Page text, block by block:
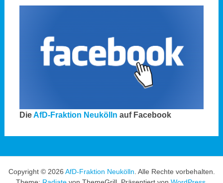
DieAfD-Fraktion Neukölln auf Facebook
Copyright © 2026 AfD-Fraktion Neukölln . Alle Rechte vorbehalten.